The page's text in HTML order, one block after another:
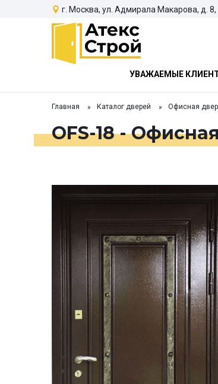
г. Москва, ул. Адмирала Макарова, д. 8,
УВАЖАЕМЫЕ
Главная Каталог дверей Офисная
OFS-18 -